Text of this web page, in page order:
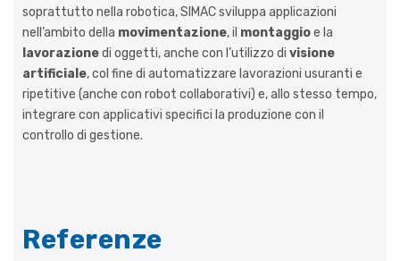
soprattutto nella robotica, SIMAC sviluppa applicazioni
nell’ambito della movimentazione, il montaggioe la
lavorazionedi oggetti, anche con l’utilizzo di visione
artificiale, col fine di automatizzare lavorazioni usuranti e
ripetitive (anche con robot collaborativi) e, allo stesso tempo,
integrare con applicativi specifici la produzione con il
controllo di gestione.
Referenze